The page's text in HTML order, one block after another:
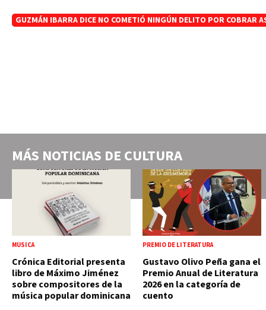
GUZMÁN IBARRA DICE NO COMETIÓ NINGÚN DELITO POR COBRAR
MÁS NOTICIAS DE CULTURA
MÚSICA
Crónica Editorial presenta
libro de Máximo Jiménez
sobre compositores de la
música popular dominicana
PREMIO DE LITERATURA
Gustavo Olivo Peña gana el
Premio Anual de Literatura
2026 en la categoría de
cuento